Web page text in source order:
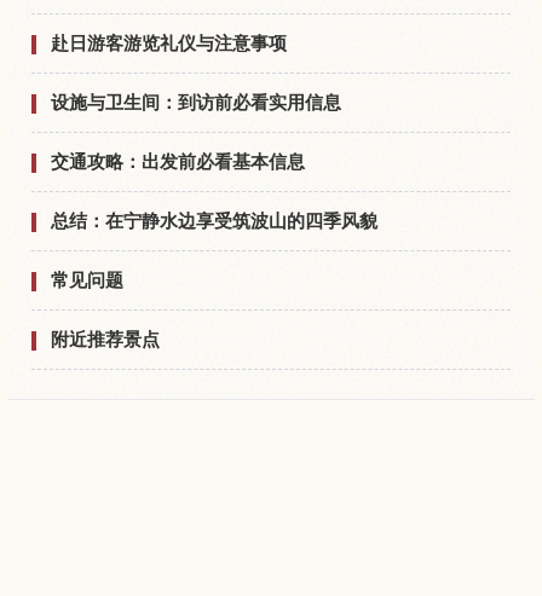
赴日游客游览礼仪与注意事项
设施与卫生间：到访前必看实用信息
交通攻略：出发前必看基本信息
总结：在宁静水边享受筑波山的四季风貌
常见问题
附近推荐景点